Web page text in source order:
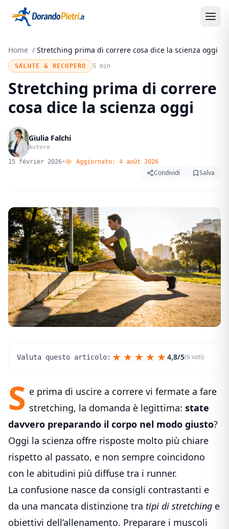
Home / Stretching prima di correre cosa dice la scienza oggi
SALUTE & RECUPERO 5 min
Stretching prima di correre
cosa dice la scienza oggi
Giulia Falchi
Autore
15 février 2026• Aggiornato: 4 août 2026
Condividi Salva
Valuta questo articolo: ★ ★ ★ ★ ★4,8/5(6 voti)
S e prima di uscire a correre vi fermate a fare
stretching, la domanda è legittima:state
davvero preparando il corpo nel modo giusto?
Oggi la scienza offre risposte molto più chiare
rispetto al passato, e non sempre coincidono
con le abitudini più diffuse tra i runner.
La confusione nasce da consigli contrastanti e
da una mancata distinzione tra tipi di stretching e
obiettivi dell’allenamento. Preparare i muscoli